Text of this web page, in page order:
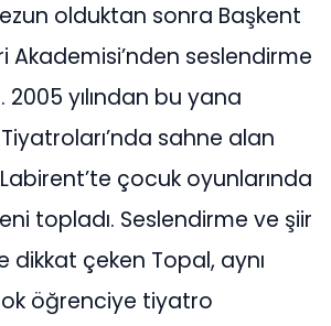
olduktan sonra Başkent
Akademisi’nden seslendirme
2005 yılından bu yana
sahne alan
çocuk oyunlarında
topladı. Seslendirme ve şiir
dikkat çeken Topal, aynı
öğrenciye tiyatro